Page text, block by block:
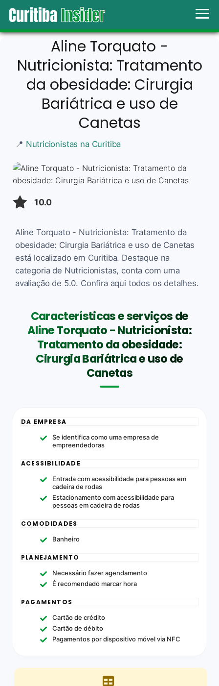
Aline Torquato -
Nutricionista: Tratamento
da obesidade: Cirurgia
Bariátrica e uso de
Canetas
📍 Nutricionistas na Curitiba
10.0
Aline Torquato - Nutricionista: Tratamento da
obesidade: Cirurgia Bariátrica e uso de Canetas
está localizado em Curitiba. Destaque na
categoria de Nutricionistas, conta com uma
avaliação de 5.0. Confira aqui todos os detalhes.
Características e serviços de
Aline Torquato - Nutricionista:
Tratamento da obesidade:
Cirurgia Bariátrica e uso de
Canetas
DA EMPRESA
Se identifica como uma empresa de
empreendedoras
ACESSIBILIDADE
Entrada com acessibilidade para pessoas em
cadeira de rodas
Estacionamento com acessibilidade para
pessoas em cadeira de rodas
COMODIDADES
Banheiro
PLANEJAMENTO
Necessário fazer agendamento
É recomendado marcar hora
PAGAMENTOS
Cartão de crédito
Cartão de débito
Pagamentos por dispositivo móvel via NFC